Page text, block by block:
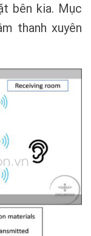
bên kia. Mục
thanh xuyên